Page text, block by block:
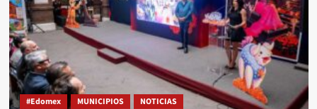
#Edomex MUNICIPIOS NOTICIAS